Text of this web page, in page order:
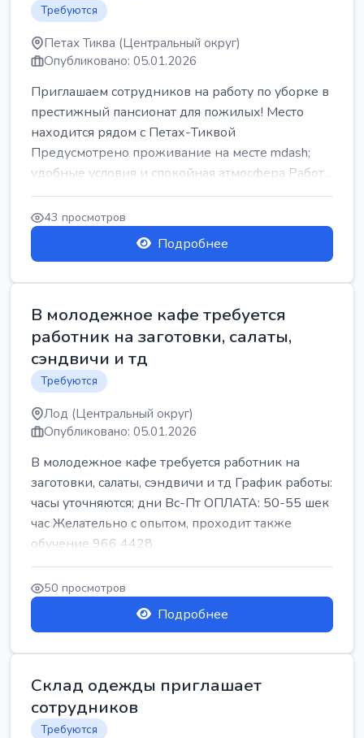
Требуются
Петах Тиква (Центральный округ)
Опубликовано: 05.01.2026
Приглашаем сотрудников на работу по уборке в
престижный пансионат для пожилых! Место
находится рядом с Петах-Тиквой
Предусмотрено проживание на месте mdash;
удобные условия и спокойная атмосфера Работ...
43 просмотров
Подробнее
В молодежное кафе требуется
работник на заготовки, салаты,
сэндвичи и тд
Требуются
Лод (Центральный округ)
Опубликовано: 05.01.2026
В молодежное кафе требуется работник на
заготовки, салаты, сэндвичи и тд График работы:
часы уточняются; дни Вс-Пт ОПЛАТА: 50-55 шек
час Желательно с опытом, проходит также
обучение 966 4428
50 просмотров
Подробнее
Склад одежды приглашает
сотрудников
Требуются